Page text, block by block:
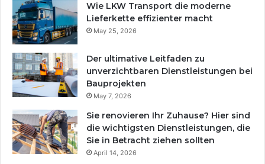
Wie LKW Transport die moderne
Lieferkette effizienter macht
May 25, 2026
Der ultimative Leitfaden zu
unverzichtbaren Dienstleistungen bei
Bauprojekten
May 7, 2026
Sie renovieren Ihr Zuhause? Hier sind
die wichtigsten Dienstleistungen, die
Sie in Betracht ziehen sollten
April 14, 2026